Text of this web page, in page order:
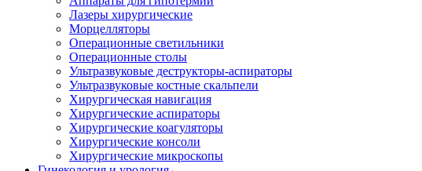
Лазеры хирургические
Морцелляторы
Операционные светильники
Операционные столы
Ультразвуковые деструкторы-аспираторы
Ультразвуковые костные скальпели
Хирургическая навигация
Хирургические аспираторы
Хирургические коагуляторы
Хирургические консоли
Хирургические микроскопы